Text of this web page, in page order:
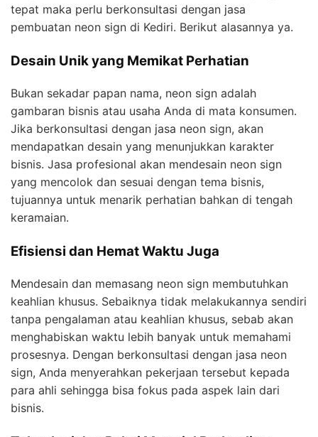
tepat maka perlu berkonsultasi dengan jasa
pembuatan neon sign di Kediri. Berikut alasannya ya.
Desain Unik yang Memikat Perhatian
Bukan sekadar papan nama, neon sign adalah
gambaran bisnis atau usaha Anda di mata konsumen.
Jika berkonsultasi dengan jasa neon sign, akan
mendapatkan desain yang menunjukkan karakter
bisnis. Jasa profesional akan mendesain neon sign
yang mencolok dan sesuai dengan tema bisnis,
tujuannya untuk menarik perhatian bahkan di tengah
keramaian.
Efisiensi dan Hemat Waktu Juga
Mendesain dan memasang neon sign membutuhkan
keahlian khusus. Sebaiknya tidak melakukannya sendiri
tanpa pengalaman atau keahlian khusus, sebab akan
menghabiskan waktu lebih banyak untuk memahami
prosesnya. Dengan berkonsultasi dengan jasa neon
sign, Anda menyerahkan pekerjaan tersebut kepada
para ahli sehingga bisa fokus pada aspek lain dari
bisnis.